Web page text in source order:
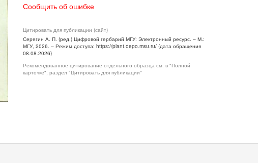
Сообщить об ошибке
Цитировать для публикации (сайт)
Серегин А. П. (ред.) Цифровой гербарий МГУ: Электронный ресурс. – М.:
МГУ, 2026. – Режим доступа: https://plant.depo.msu.ru/ (дата обращения
08.08.2026)
Рекомендованное цитирование отдельного образца см. в "Полной
карточке", раздел "Цитировать для публикации"